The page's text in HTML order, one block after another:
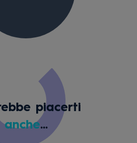
piacerti
anche...